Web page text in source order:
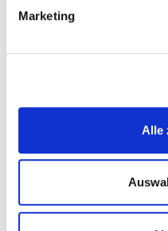
Marketing
Alle
Kommentare (0)
Sortieren nach
Schreiben Sie
Name *